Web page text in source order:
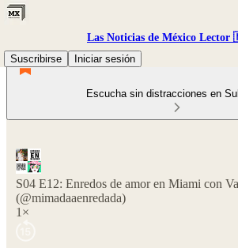
Las Noticias de México
Suscribirse
Iniciar sesión
Escucha sin distracciones en
S04 E12: Enredos de amor en Miami con
(@mimadaaenredada)
1×